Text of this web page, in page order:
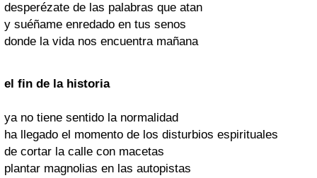
desperézate de las palabras que atan
y suéñame enredado en tus senos
donde la vida nos encuentra mañana
el fin de la historia
ya no tiene sentido la normalidad
ha llegado el momento de los disturbios espirituales
de cortar la calle con macetas
plantar magnolias en las autopistas